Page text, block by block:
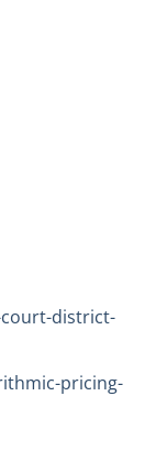
district-
pricing-